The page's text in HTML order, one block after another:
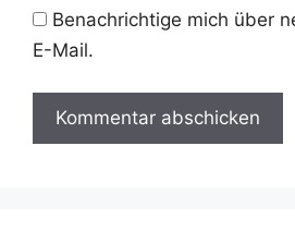
Benachrichtige mich über
E-Mail.